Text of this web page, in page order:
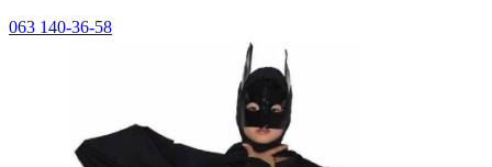
063 140-36-58